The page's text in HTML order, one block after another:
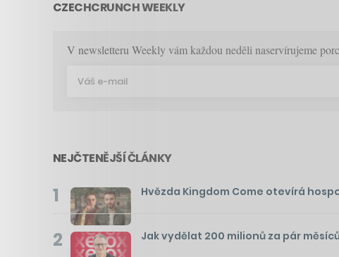
CZECHCRUNCH WEEKLY
V newsletteru Weekly vám každou neděli naservírujeme
NEJČTENĚJŠÍ ČLÁNKY
1 Hvězda Kingdom Come otevírá
2 Jak vydělat 200 milionů za pár